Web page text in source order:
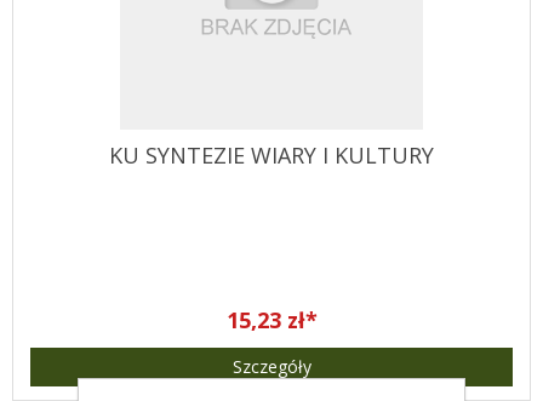
KU SYNTEZIE WIARY I KULTURY
15,23 zł*
Szczegóły